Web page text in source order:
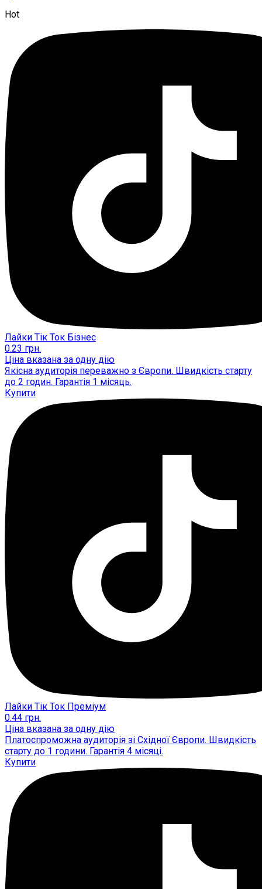
Hot
Лайки Тік Ток Бізнес
0.23 грн.
Ціна вказана за одну дію
Якісна аудиторія переважно з Європи. Швидкість старту
до 2 годин. Гарантія 1 місяць.
Купити
Лайки Тік Ток Преміум
0.44 грн.
Ціна вказана за одну дію
Платоспроможна аудиторія зі Східної Європи. Швидкість
старту до 1 години. Гарантія 4 місяці.
Купити